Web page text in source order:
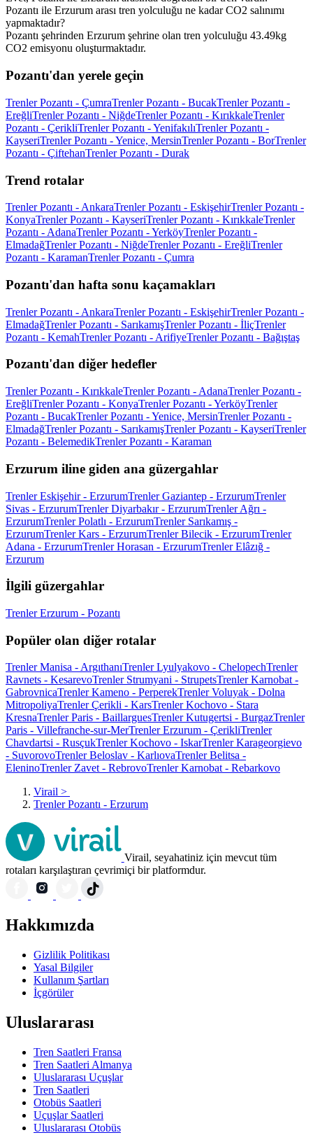
Pozantı ile Erzurum arası tren yolculuğu ne kadar CO2 salınımı
yapmaktadır?
Pozantı şehrinden Erzurum şehrine olan tren yolculuğu 43.49kg
CO2 emisyonu oluşturmaktadır.
Pozantı'dan yerele geçin
Trenler Pozantı - ÇumraTrenler Pozantı - BucakTrenler Pozantı -
EreğliTrenler Pozantı - NiğdeTrenler Pozantı - KırıkkaleTrenler
Pozantı - ÇerikliTrenler Pozantı - YenifakılıTrenler Pozantı -
KayseriTrenler Pozantı - Yenice, MersinTrenler Pozantı - BorTrenler
Pozantı - ÇiftehanTrenler Pozantı - Durak
Trend rotalar
Trenler Pozantı - AnkaraTrenler Pozantı - EskişehirTrenler Pozantı -
KonyaTrenler Pozantı - KayseriTrenler Pozantı - KırıkkaleTrenler
Pozantı - AdanaTrenler Pozantı - YerköyTrenler Pozantı -
ElmadağTrenler Pozantı - NiğdeTrenler Pozantı - EreğliTrenler
Pozantı - KaramanTrenler Pozantı - Çumra
Pozantı'dan hafta sonu kaçamakları
Trenler Pozantı - AnkaraTrenler Pozantı - EskişehirTrenler Pozantı -
ElmadağTrenler Pozantı - SarıkamışTrenler Pozantı - İliçTrenler
Pozantı - KemahTrenler Pozantı - ArifiyeTrenler Pozantı - Bağıştaş
Pozantı'dan diğer hedefler
Trenler Pozantı - KırıkkaleTrenler Pozantı - AdanaTrenler Pozantı -
EreğliTrenler Pozantı - KonyaTrenler Pozantı - YerköyTrenler
Pozantı - BucakTrenler Pozantı - Yenice, MersinTrenler Pozantı -
ElmadağTrenler Pozantı - SarıkamışTrenler Pozantı - KayseriTrenler
Pozantı - BelemedikTrenler Pozantı - Karaman
Erzurum iline giden ana güzergahlar
Trenler Eskişehir - ErzurumTrenler Gaziantep - ErzurumTrenler
Sivas - ErzurumTrenler Diyarbakır - ErzurumTrenler Ağrı -
ErzurumTrenler Polatlı - ErzurumTrenler Sarıkamış -
ErzurumTrenler Kars - ErzurumTrenler Bilecik - ErzurumTrenler
Adana - ErzurumTrenler Horasan - ErzurumTrenler Elâzığ -
Erzurum
İlgili güzergahlar
Trenler Erzurum - Pozantı
Popüler olan diğer rotalar
Trenler Manisa - ArgıthanıTrenler Lyulyakovo - ChelopechTrenler
Ravnets - KesarevoTrenler Strumyani - StrupetsTrenler Karnobat -
GabrovnicaTrenler Kameno - PerperekTrenler Voluyak - Dolna
MitropoliyaTrenler Çerikli - KarsTrenler Kochovo - Stara
KresnaTrenler Paris - BaillarguesTrenler Kutugertsi - BurgazTrenler
Paris - Villefranche-sur-MerTrenler Erzurum - ÇerikliTrenler
Chavdartsi - RusçukTrenler Kochovo - IskarTrenler Karageorgievo
- SuvorovoTrenler Beloslav - KarlıovaTrenler Belitsa -
EleninoTrenler Zavet - RebrovoTrenler Karnobat - Rebarkovo
Virail >
Trenler Pozantı - Erzurum
Virail, seyahatiniz için mevcut tüm
rotaları karşılaştıran çevrimiçi bir platformdur.
Hakkımızda
Gizlilik Politikası
Yasal Bilgiler
Kullanım Şartları
İçgörüler
Uluslararası
Tren Saatleri Fransa
Tren Saatleri Almanya
Uluslararası Uçuşlar
Tren Saatleri
Otobüs Saatleri
Uçuşlar Saatleri
Uluslararası Otobüs